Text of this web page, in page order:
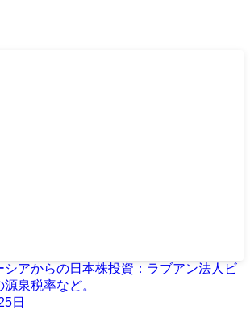
シアからの日本株投資：ラブアン法人ビ
泉税率など。
日